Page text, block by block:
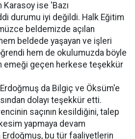
ise 'Bazı
durumu iyi değildi. Halk Eğitim
beldemizde açılan
beldede yaşayan ve işleri
hem de okulumuzda böyle
emeği geçen herkese teşekkür
da Bilgiç ve Öksüm'e
dolayı teşekkür etti.
saçının kesildiğini, talep
yapmaya devam
bu tür faaliyetlerin